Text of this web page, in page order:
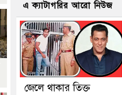
এ ক্যাটাগরির আরো নিউজ
জেলে থাকার তিক্ত